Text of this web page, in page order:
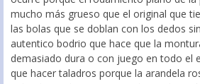
mucho más grueso que el original que
las bolas que se doblan con los dedos
autentico bodrio que hace que la
demasiado dura o con juego en todo el
que hacer taladros porque la arandela